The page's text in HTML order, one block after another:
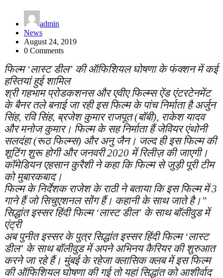
admin
News
August 24, 2019
0 Comments
फिल्म ‘लास्ट डील’ की ऑफिशियल घोषणा के फंक्शन में कई
हस्तियां हुई शामिल
श्री गहभाम प्रोडकशनस और एवीए फिल्म्स ऐंड एंटरटेनमेंट
के बैनर तले बनाई जा रही इस फिल्म के पांच निर्माता है अर्जुन
सिंह, रवि सिंह, ब्रजेश कुमार राजपूत (बॉबी), राकेश यादव
और मनोज कुमार। फिल्म के सह निर्माता हैं जेवियर एंथोनी
सलदंहा (रूठ फिल्म्स) और अनु जैन। जल्द ही इस फिल्म की
शूटिंग शुरू होगी और जनवरी 2020 में रिलीज़ की जाएगी।
कॉमेडियन एहसान कुरैशी ने कहा कि फिल्म से जुड़ी पूरी टीम
को मुबारकबाद।
फिल्म के निर्देशक राजेश के राठी ने बताया कि इस फिल्म में 3
गाने हैं जो सिचुएशनल सोंग हैं। कहानी के साथ जाते है।”
सिद्धांत इस्सर हिंदी फिल्म ‘लास्ट डील’ के साथ बॉलीवुड में
एंट्री
अब पुनीत इस्सर के पुत्र सिद्धांत इस्सर हिंदी फिल्म ‘लास्ट
डील’ के साथ बॉलीवुड में अपने अभिनय कैरियर की शुरुआत
करने जा रहे हैं। मुंबई के रहेजा क्लासिक क्लब में इस फिल्म
की ऑफिशियल घोषणा की गई तो यहां सिद्धांत को आशीर्वाद